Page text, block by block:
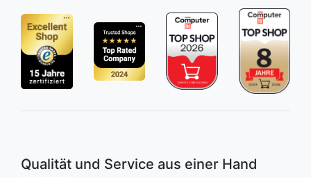
Qualität und Service aus einer Hand